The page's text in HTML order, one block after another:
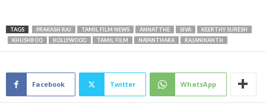
TAGS PRAKASH RAJ TAMIL FILM NEWS ANNATTHE SIVA
KEERTHY SURESH
KHUSHBOO
KOLLYWOOD TAMIL FILM NAYANTHARA RAJANIKANTH
Facebook Twitter WhatsApp